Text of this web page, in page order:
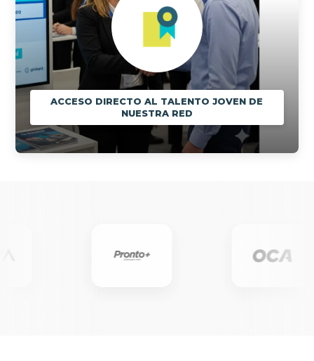
ACCESO DIRECTO AL TALENTO JOVEN DE
NUESTRA RED